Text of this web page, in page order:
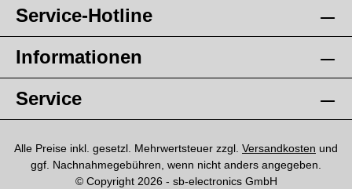
Service-Hotline
Informationen
Service
Alle Preise inkl. gesetzl. Mehrwertsteuer zzgl. Versandkosten und
ggf. Nachnahmegebühren, wenn nicht anders angegeben.
© Copyright 2026 - sb-electronics GmbH